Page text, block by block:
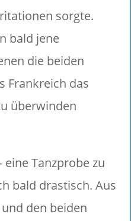
sorgte.
bald jene
die beiden
Frankreich das
überwinden
eine Tanzprobe zu
bald drastisch. Aus
den beiden